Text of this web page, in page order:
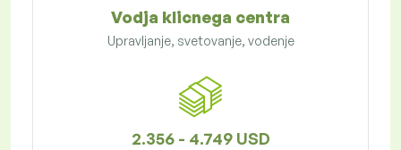
Vodja klicnega centra
Upravljanje, svetovanje, vodenje
2.356 - 4.749 USD